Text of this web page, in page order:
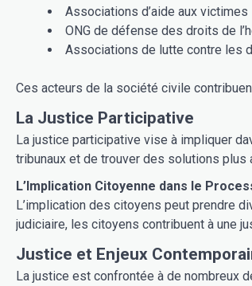
Associations d’aide aux victimes
ONG de défense des droits de
Associations de lutte contre les
Ces acteurs de la société civile
La Justice Participative
La justice participative vise à impliquer davantage les citoyens dans le processus
tribunaux et de trouver des solutions
L’Implication Citoyenne dans le
L’implication des citoyens peut prendre
judiciaire, les citoyens contribuent à une
Justice et Enjeux
La justice est confrontée à de nombreux défis à l’heure actuelle. Les mutations technologiques, les crises sociales et environnementales, la mondialisation croissante…